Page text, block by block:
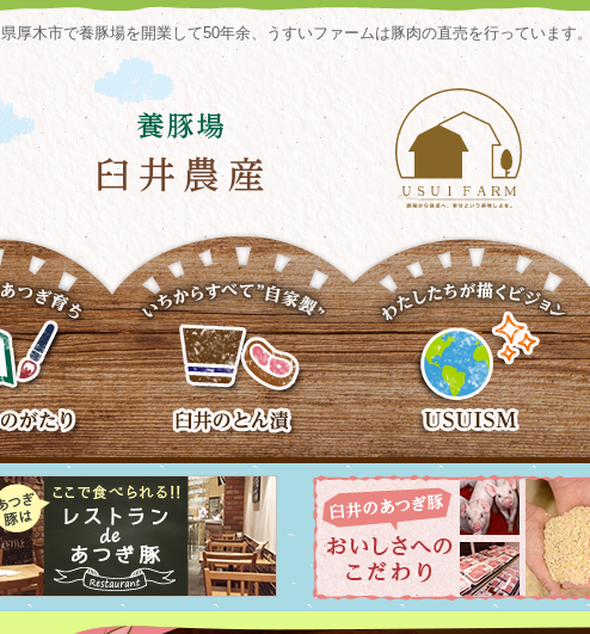
厚木市で養豚場を開業して50年余、うすいファームは豚肉の直売を行っています。